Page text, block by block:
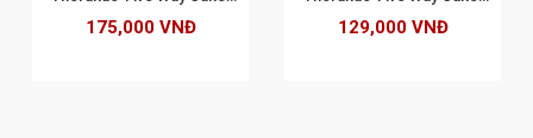
13g - Số 2
175,000 VNĐ
9g
129,000 VNĐ